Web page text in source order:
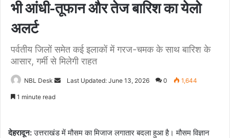
भी आंधी-तूफान और तेज बारिश का येलो
अलर्ट
पर्वतीय जिलों समेत कई इलाकों में गरज-चमक के साथ बारिश के
आसार, गर्मी से मिलेगी राहत
NBL Desk
SendLast Updated: June 13, 2026 0 1,644
1 minute read
देहरादून:उत्तराखंड में मौसम का मिजाज लगातार बदला हुआ है। मौसम विज्ञान